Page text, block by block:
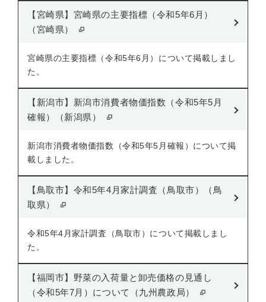
【宮崎県】宮崎県の主要指標（令和5年6月）
（宮崎県）
宮崎県の主要指標（令和5年6月）について掲載しまし
た。
【新潟市】新潟市消費者物価指数（令和5年5月
確報）（新潟県）
新潟市消費者物価指数（令和5年5月確報）について掲
載しました。
【鳥取市】令和5年4月家計調査（鳥取市）（鳥
取県）
令和5年4月家計調査（鳥取市）について掲載しまし
た。
【福岡市】野菜の入荷量と卸売価格の見通し
（令和5年7月）について（九州農政局）